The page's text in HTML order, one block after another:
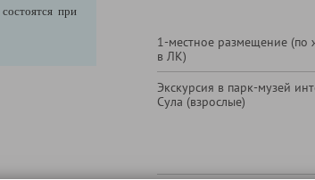
при
1-местное размещение (по
в ЛК)
Экскурсия в парк-музей
Сула (взрослые)